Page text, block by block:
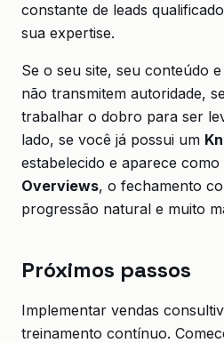
constante de leads
sua expertise.
Se o seu site, seu conteúdo
não transmitem autoridade,
trabalhar o dobro para ser
lado, se você já possui um
estabelecido e aparece
Overviews, o fechamento
progressão natural e muito
Próximos passos
Implementar vendas
treinamento contínuo.